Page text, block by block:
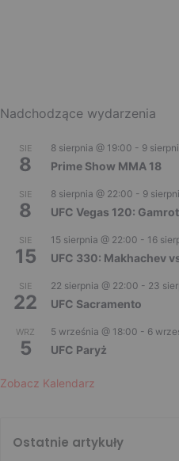
Nadchodzące wydarzenia
SIE
8
8 sierpnia @ 19:00 - 9
Prime Show MMA 18
SIE
8
8 sierpnia @ 22:00 - 9
UFC Vegas 120:
SIE
15
15 sierpnia @ 22:00 - 16
UFC 330: Makhachev
SIE
22
22 sierpnia @ 22:00 - 23
UFC Sacramento
WRZ
5
5 września @ 18:00 - 6
UFC Paryż
Zobacz Kalendarz
Ostatnie artykuły